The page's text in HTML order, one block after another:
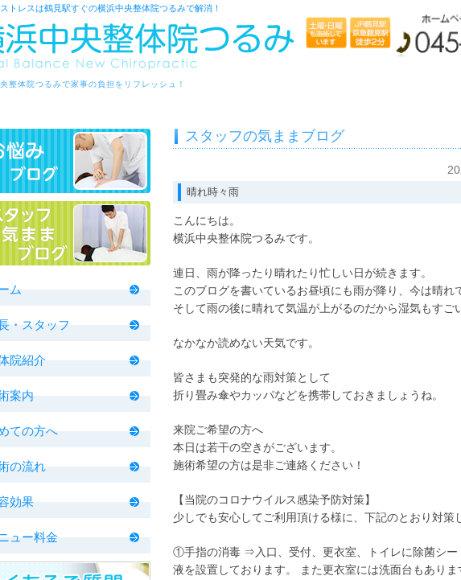
トレスは鶴見駅すぐの横浜中央整体院つるみで解消！
整体院つるみで家事の負担をリフレッシュ！
スタッフの気ままブログ
晴れ時々雨
こんにちは。
横浜中央整体院つるみです。
連日、雨が降ったり晴れたり忙しい日が続きます。
このブログを書いているお昼頃にも雨が降り、今は晴れ
そして雨の後に晴れて気温が上がるのだから湿気もすご
なかなか読めない天気です。
皆さまも突発的な雨対策として
折り畳み傘やカッパなどを携帯しておきましょうね。
来院ご希望の方へ
本日は若干の空きがございます。
施術希望の方は是非ご連絡ください！
【当院のコロナウイルス感染予防対策】
少しでも安心してご利用頂ける様に、下記のとおり対策
①手指の消毒 ⇒入口、受付、更衣室、トイレに除菌シー
液を設置しております。 また更衣室には洗面台もあり
ム
・スタッフ
院紹介
案内
ての方へ
の流れ
効果
ュー料金